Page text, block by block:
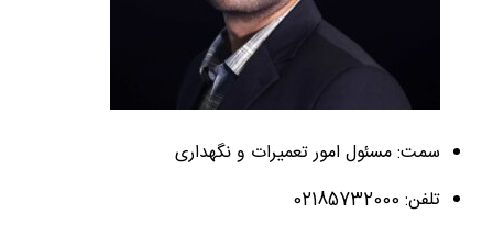
سمت: مسئول امور تعمیرات و نگهداری
تلفن: 02185732000